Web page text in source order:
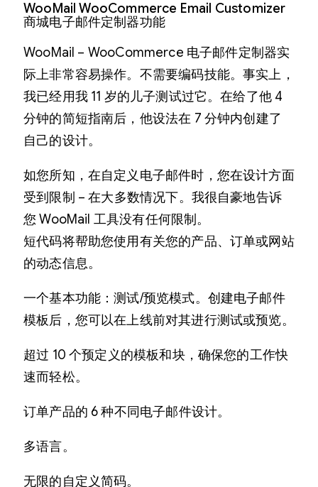
WooMail WooCommerce Email Customizer
商城电子邮件定制器功能
WooMail – WooCommerce 电子邮件定制器实
际上非常容易操作。不需要编码技能。事实上，
我已经用我 11 岁的儿子测试过它。在给了他 4
分钟的简短指南后，他设法在 7 分钟内创建了
自己的设计。
如您所知，在自定义电子邮件时，您在设计方面
受到限制 – 在大多数情况下。我很自豪地告诉
您 WooMail 工具没有任何限制。
短代码将帮助您使用有关您的产品、订单或网站
的动态信息。
一个基本功能：测试/预览模式。创建电子邮件
模板后，您可以在上线前对其进行测试或预览。
超过 10 个预定义的模板和块，确保您的工作快
速而轻松。
订单产品的 6 种不同电子邮件设计。
多语言。
无限的自定义简码。